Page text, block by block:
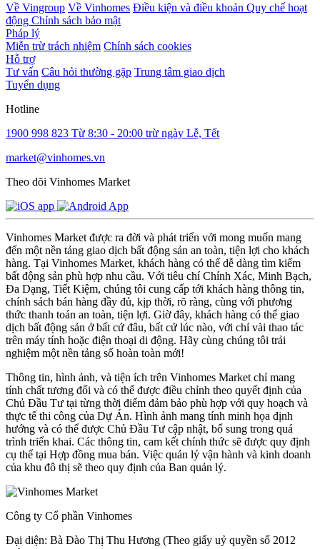
Về Vingroup Về Vinhomes Điều kiện và điều khoản Quy chế hoạt
động Chính sách bảo mật
Pháp lý
Miễn trừ trách nhiệm Chính sách cookies
Hỗ trợ
Tư vấn Câu hỏi thường gặp Trung tâm giao dịch
Tuyển dụng
Hotline
1900 998 823 Từ 8:30 - 20:00 trừ ngày Lễ, Tết
market@vinhomes.vn
Theo dõi Vinhomes Market
Vinhomes Market được ra đời và phát triển với mong muốn mang
đến một nền tảng giao dịch bất động sản an toàn, tiện lợi cho khách
hàng. Tại Vinhomes Market, khách hàng có thể dễ dàng tìm kiếm
bất động sản phù hợp nhu cầu. Với tiêu chí Chính Xác, Minh Bạch,
Đa Dạng, Tiết Kiệm, chúng tôi cung cấp tới khách hàng thông tin,
chính sách bán hàng đầy đủ, kịp thời, rõ ràng, cùng với phương
thức thanh toán an toàn, tiện lợi. Giờ đây, khách hàng có thể giao
dịch bất động sản ở bất cứ đâu, bất cứ lúc nào, với chỉ vài thao tác
trên máy tính hoặc điện thoại di động. Hãy cùng chúng tôi trải
nghiệm một nền tảng số hoàn toàn mới!
Thông tin, hình ảnh, và tiện ích trên Vinhomes Market chỉ mang
tính chất tương đối và có thể được điều chỉnh theo quyết định của
Chủ Đầu Tư tại từng thời điểm đảm bảo phù hợp với quy hoạch và
thực tế thi công của Dự Án. Hình ảnh mang tính minh họa định
hướng và có thể được Chủ Đầu Tư cập nhật, bổ sung trong quá
trình triển khai. Các thông tin, cam kết chính thức sẽ được quy định
cụ thể tại Hợp đồng mua bán. Việc quản lý vận hành và kinh doanh
của khu đô thị sẽ theo quy định của Ban quản lý.
Công ty Cổ phần Vinhomes
Đại diện: Bà Đào Thị Thu Hương (Theo giấy uỷ quyền số 2012